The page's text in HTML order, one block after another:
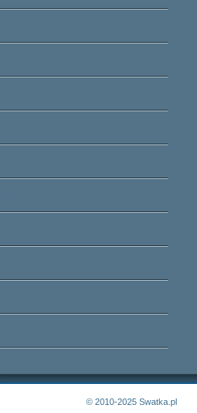
© 2010-2025 Swatka.pl